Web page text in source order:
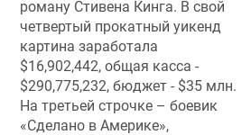
роману Стивена Кинга. В свой
четвертый прокатный уикенд
картина заработала
$16,902,442, общая касса -
$290,775,232, бюджет - $35 млн.
На третьей строчке – боевик
«Сделано в Америке»,